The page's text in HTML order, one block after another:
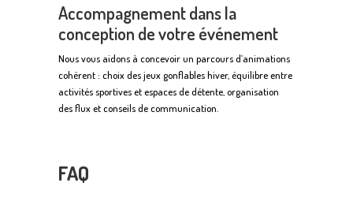
Accompagnement dans la
conception de votre événement
Nous vous aidons à concevoir un parcours d’animations
cohérent : choix des jeux gonflables hiver, équilibre entre
activités sportives et espaces de détente, organisation
des flux et conseils de communication.
FAQ